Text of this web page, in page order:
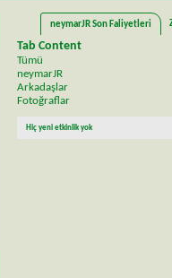
neymarJR Son Faliyetleri
Tab Content
Tümü
neymarJR
Arkadaşlar
Fotoğraflar
Hiç yeni etkinlik yok